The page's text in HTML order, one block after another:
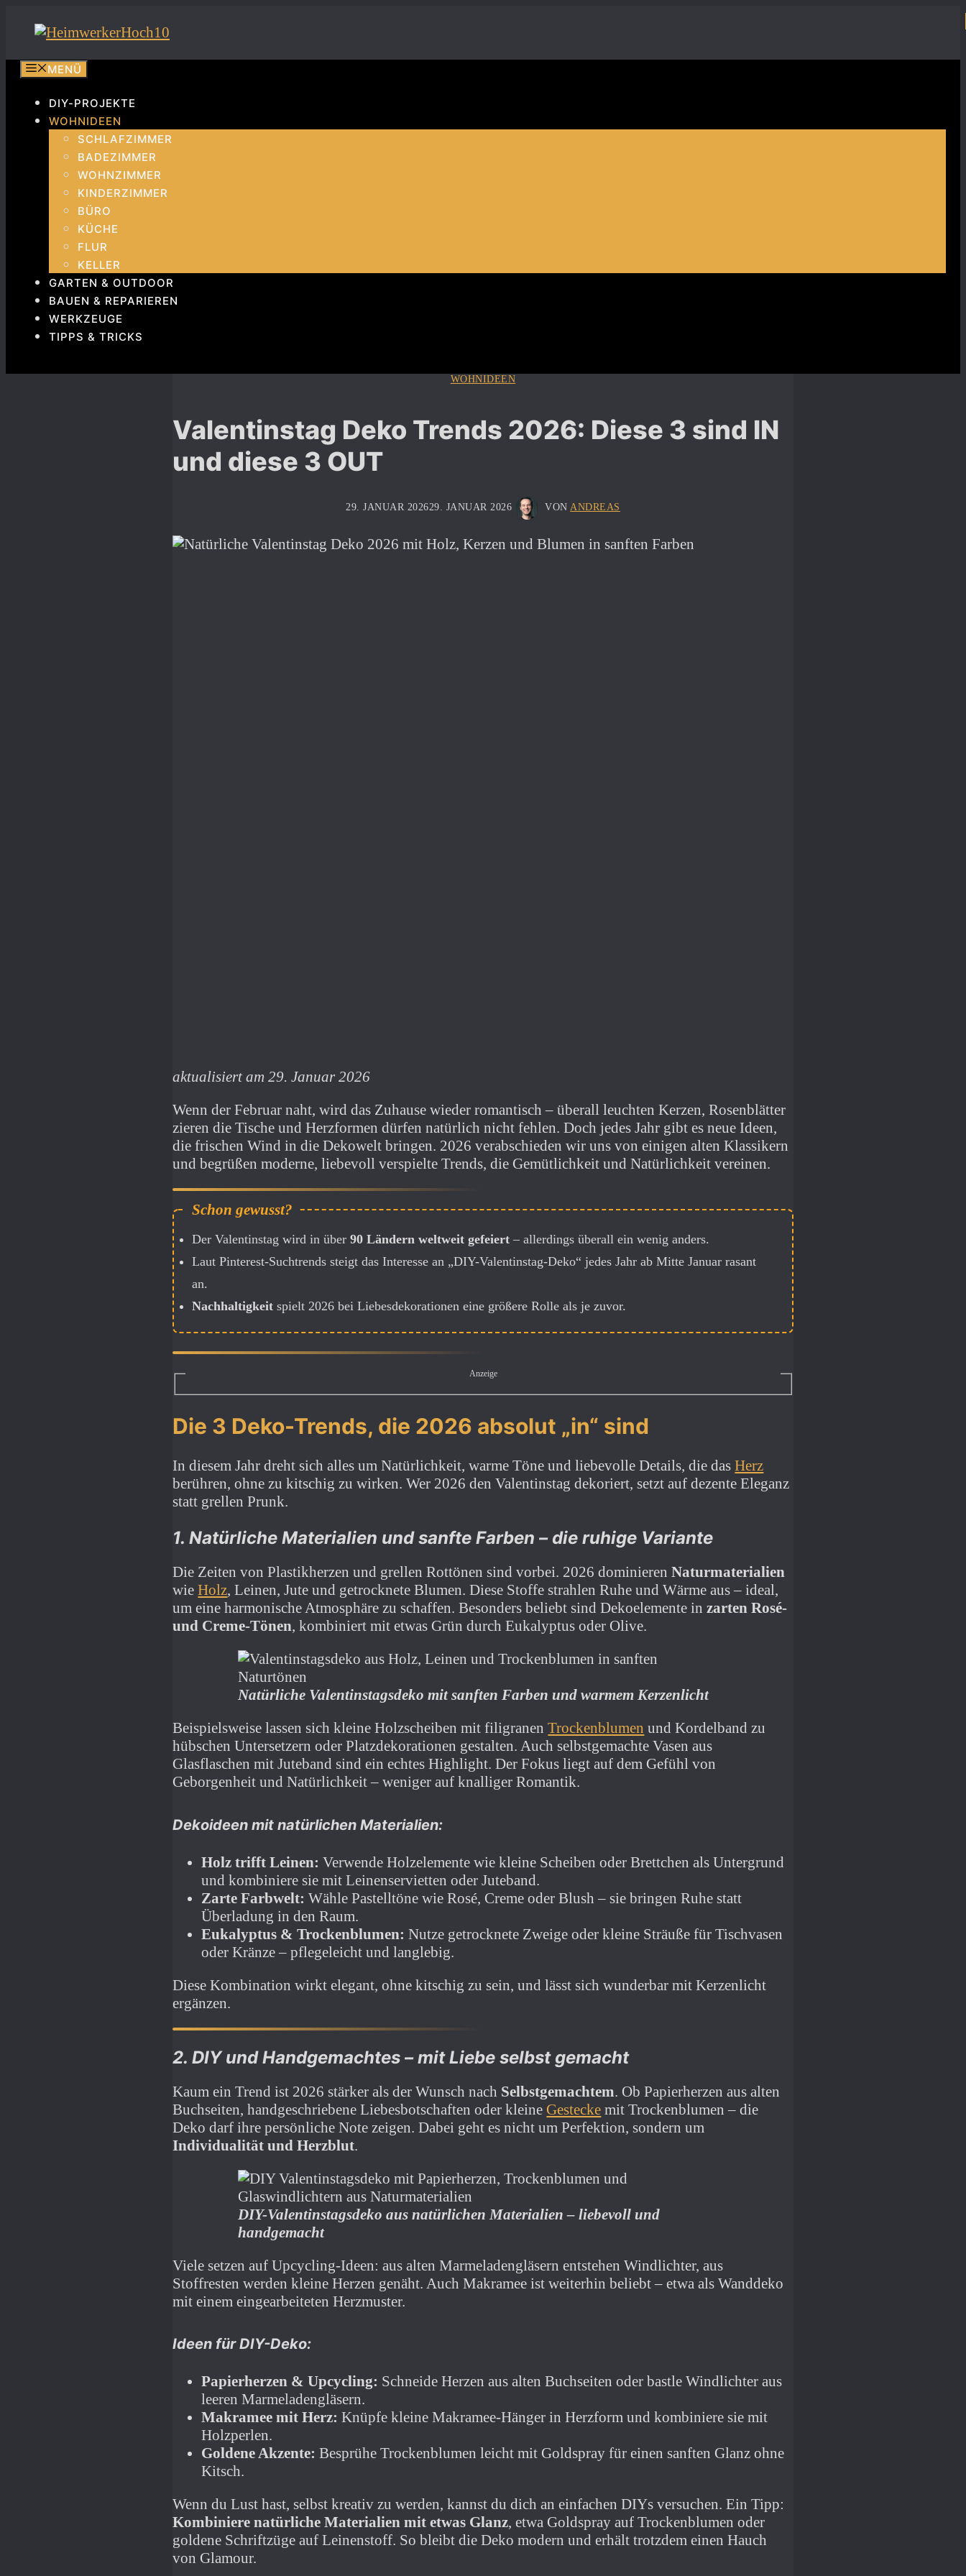
Inhalt
MENÜ
DIY-PROJEKTE
WOHNIDEEN
SCHLAFZIMMER
BADEZIMMER
WOHNZIMMER
KINDERZIMMER
BÜRO
KÜCHE
FLUR
KELLER
GARTEN & OUTDOOR
BAUEN & REPARIEREN
WERKZEUGE
TIPPS & TRICKS
WOHNIDEEN
Valentinstag Deko Trends 2026: Diese 3 sind IN
und diese 3 OUT
29. JANUAR 202629. JANUAR 2026 VON ANDREAS
aktualisiert am 29. Januar 2026
Wenn der Februar naht, wird das Zuhause wieder romantisch – überall leuchten Kerzen, Rosenblätter
zieren die Tische und Herzformen dürfen natürlich nicht fehlen. Doch jedes Jahr gibt es neue Ideen,
die frischen Wind in die Dekowelt bringen. 2026 verabschieden wir uns von einigen alten Klassikern
und begrüßen moderne, liebevoll verspielte Trends, die Gemütlichkeit und Natürlichkeit vereinen.
Der Valentinstag wird in über90 Ländern weltweit gefeiert – allerdings überall ein wenig anders.
Laut Pinterest-Suchtrends steigt das Interesse an „DIY-Valentinstag-Deko“ jedes Jahr ab Mitte Januar rasant
an.
Nachhaltigkeit spielt 2026 bei Liebesdekorationen eine größere Rolle als je zuvor.
Anzeige
Die 3 Deko-Trends, die 2026 absolut „in“ sind
In diesem Jahr dreht sich alles um Natürlichkeit, warme Töne und liebevolle Details, die dasHerz
berühren, ohne zu kitschig zu wirken. Wer 2026 den Valentinstag dekoriert, setzt auf dezente Eleganz
statt grellen Prunk.
1.Natürliche Materialien und sanfte Farben – die ruhige Variante
Die Zeiten von Plastikherzen und grellen Rottönen sind vorbei. 2026 dominierenNaturmaterialien
wieHolz, Leinen, Jute und getrocknete Blumen. Diese Stoffe strahlen Ruhe und Wärme aus – ideal,
um eine harmonische Atmosphäre zu schaffen. Besonders beliebt sind Dekoelemente inzarten Rosé-
und Creme-Tönen, kombiniert mit etwas Grün durch Eukalyptus oder Olive.
Natürliche Valentinstagsdeko mit sanften Farben und warmem Kerzenlicht
Beispielsweise lassen sich kleine Holzscheiben mit filigranenTrockenblumen und Kordelband zu
hübschen Untersetzern oder Platzdekorationen gestalten. Auch selbstgemachte Vasen aus
Glasflaschen mit Juteband sind ein echtes Highlight. Der Fokus liegt auf dem Gefühl von
Geborgenheit und Natürlichkeit – weniger auf knalliger Romantik.
Dekoideen mit natürlichen Materialien:
Holz trifft Leinen: Verwende Holzelemente wie kleine Scheiben oder Brettchen als Untergrund
und kombiniere sie mit Leinenservietten oder Juteband.
Zarte Farbwelt: Wähle Pastelltöne wie Rosé, Creme oder Blush – sie bringen Ruhe statt
Überladung in den Raum.
Eukalyptus & Trockenblumen: Nutze getrocknete Zweige oder kleine Sträuße für Tischvasen
oder Kränze – pflegeleicht und langlebig.
Diese Kombination wirkt elegant, ohne kitschig zu sein, und lässt sich wunderbar mit Kerzenlicht
ergänzen.
2.DIY und Handgemachtes – mit Liebe selbst gemacht
Kaum ein Trend ist 2026 stärker als der Wunsch nach Selbstgemachtem. Ob Papierherzen aus alten
Buchseiten, handgeschriebene Liebesbotschaften oder kleine Gestecke mit Trockenblumen – die
Deko darf ihre persönliche Note zeigen. Dabei geht es nicht um Perfektion, sondern um
Individualität und Herzblut.
DIY-Valentinstagsdeko aus natürlichen Materialien – liebevoll und
handgemacht
Viele setzen auf Upcycling-Ideen: aus alten Marmeladengläsern entstehen Windlichter, aus
Stoffresten werden kleine Herzen genäht. Auch Makramee ist weiterhin beliebt – etwa als Wanddeko
mit einem eingearbeiteten Herzmuster.
Ideen für DIY-Deko:
Papierherzen & Upcycling: Schneide Herzen aus alten Buchseiten oder bastle Windlichter aus
leeren Marmeladengläsern.
Makramee mit Herz: Knüpfe kleine Makramee-Hänger in Herzform und kombiniere sie mit
Holzperlen.
Goldene Akzente: Besprühe Trockenblumen leicht mit Goldspray für einen sanften Glanz ohne
Kitsch.
Wenn du Lust hast, selbst kreativ zu werden, kannst du dich an einfachen DIYs versuchen. Ein Tipp:
Kombiniere natürliche Materialien mit etwas Glanz, etwa Goldspray auf Trockenblumen oder
goldene Schriftzüge auf Leinenstoff. So bleibt die Deko modern und erhält trotzdem einen Hauch
von Glamour.